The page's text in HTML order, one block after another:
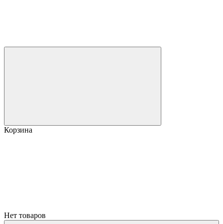
Корзина
Нет товаров